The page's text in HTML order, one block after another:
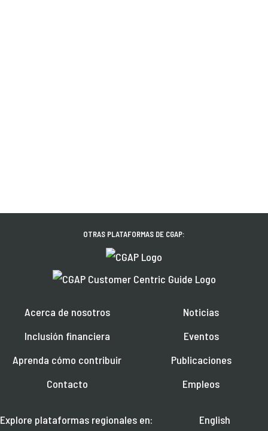
OTRAS PLATAFORMAS DE CGAP:
Acerca de nosotros
Inclusión financiera
Aprenda cómo contribuir
Contacto
Noticias
Eventos
Publicaciones
Empleos
Explore plataformas regionales en: English